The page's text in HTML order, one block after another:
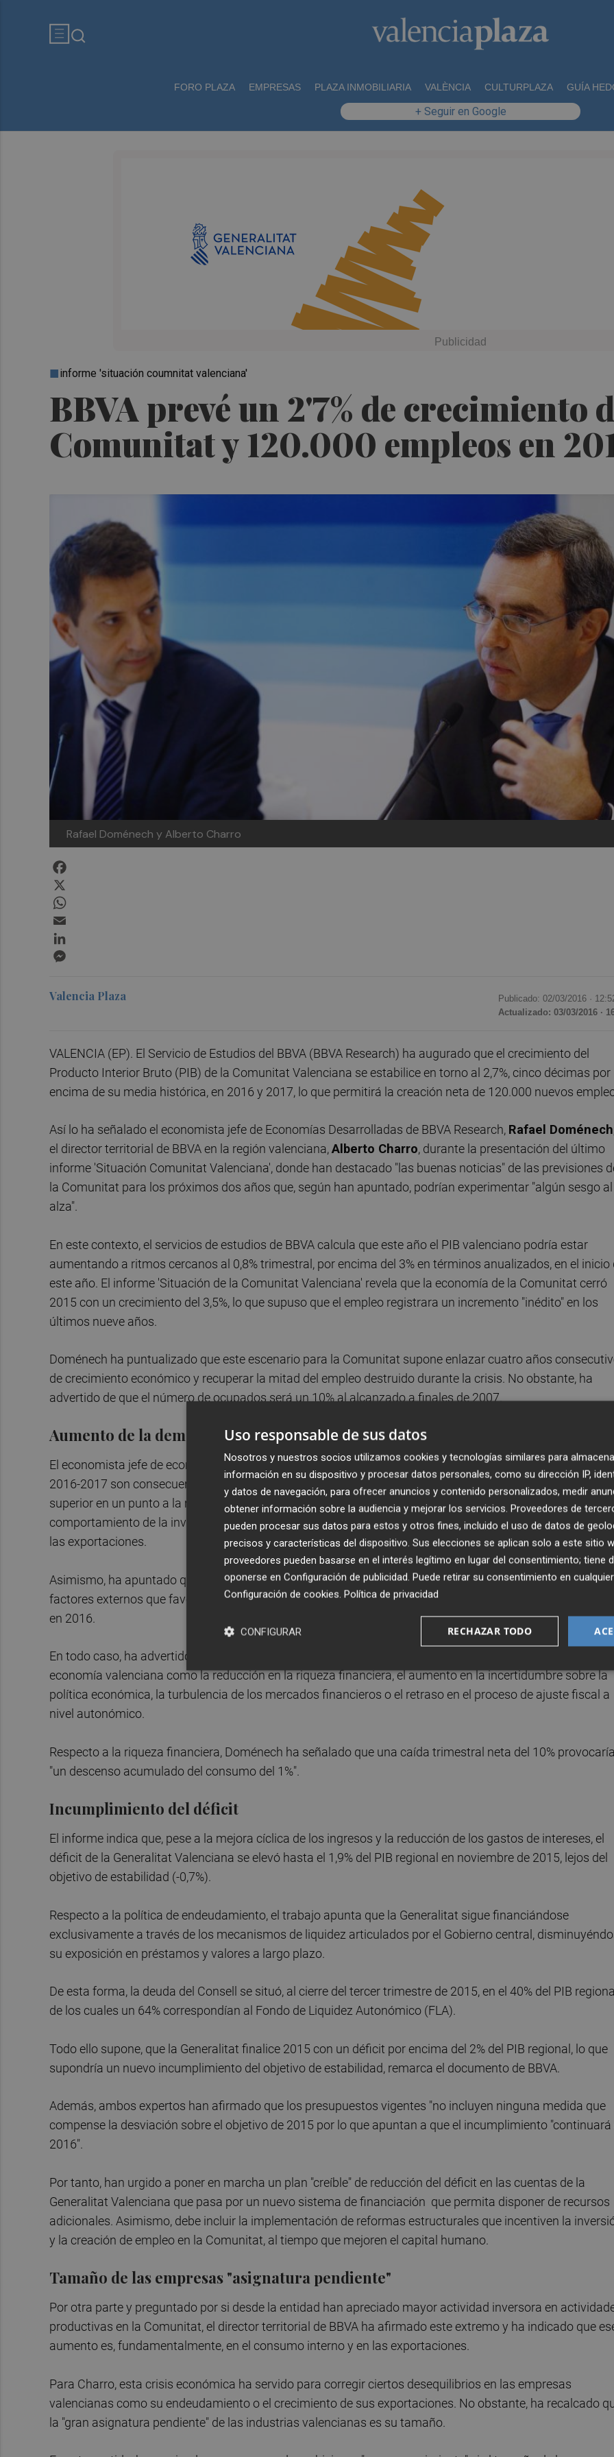
FORO PLAZA EMPRESAS PLAZA INMOBILIARIA VALÈNCIA CULTURPLAZA GUÍA
+ Seguir en Google
BBVA prevé un 2'7% de crecimiento
Comunitat y 120.000 empleos en
informe 'situación coumnitat valenciana'
Rafael Doménech y Alberto Charro
Valencia Plaza Publicado: 02/03/2016 ·
Actualizado: 03/03/2016 ·
VALENCIA (EP). El Servicio de Estudios del BBVA (BBVA Research) ha augurado que el crecimiento del
Producto Interior Bruto (PIB) de la Comunitat Valenciana se estabilice en torno al 2,7%, cinco décimas por
encima de su media histórica, en 2016 y 2017, lo que permitirá la creación neta de 120.000 nuevos
Así lo ha señalado el economista jefe de Economías Desarrolladas de BBVA Research, Rafael Doménech
el director territorial de BBVA en la región valenciana,Alberto Charro, durante la presentación del último
informe 'Situación Comunitat Valenciana', donde han destacado "las buenas noticias" de las previsiones
la Comunitat para los próximos dos años que, según han apuntado, podrían experimentar "algún sesgo al
alza".
En este contexto, el servicios de estudios de BBVA calcula que este año el PIB valenciano podría estar
aumentando a ritmos cercanos al 0,8% trimestral, por encima del 3% en términos anualizados, en el inicio
este año. El informe 'Situación de la Comunitat Valenciana' revela que la economía de la Comunitat cerró
2015 con un crecimiento del 3,5%, lo que supuso que el empleo registrara un incremento "inédito" en los
últimos nueve años.
Doménech ha puntualizado que este escenario para la Comunitat supone enlazar cuatro años
de crecimiento económico y recuperar la mitad del empleo destruido durante la crisis. No obstante, ha
advertido de que el número de ocupados será un 10% al alcanzado a finales de 2007.
Aumento de la demanda interna
El economista jefe de economías desarrolladas de la entidad, ha explicado que estas perspectivas para
2016-2017 son consecuencia de dos factores internos: el dinamismo de la demanda interna, que fue
superior en un punto a la media española por el crecimiento del consumo privado, y por el "buen"
comportamiento de la inversión privada en el sector industrial y de servicios y por la demanda agregada
las exportaciones.
Asimismo, ha apuntado que la caída del precio del petróleo y la política monetaria expansiva son dos
factores externos que favorecen a la economía valenciana y suponen un punto porcentual a su
en 2016.
En todo caso, ha advertido de que existe una mayor probabilidad de ocurrencia de ciertos riesgos para la
economía valenciana como la reducción en la riqueza financiera, el aumento en la incertidumbre sobre la
política económica, la turbulencia de los mercados financieros o el retraso en el proceso de ajuste fiscal a
nivel autonómico.
Respecto a la riqueza financiera, Doménech ha señalado que una caída trimestral neta del 10% provocaría
"un descenso acumulado del consumo del 1%".
Incumplimiento del déficit
El informe indica que, pese a la mejora cíclica de los ingresos y la reducción de los gastos de intereses, el
déficit de la Generalitat Valenciana se elevó hasta el 1,9% del PIB regional en noviembre de 2015, lejos del
objetivo de estabilidad (-0,7%).
Respecto a la política de endeudamiento, el trabajo apunta que la Generalitat sigue financiándose
exclusivamente a través de los mecanismos de liquidez articulados por el Gobierno central,
su exposición en préstamos y valores a largo plazo.
De esta forma, la deuda del Consell se situó, al cierre del tercer trimestre de 2015, en el 40% del PIB
de los cuales un 64% correspondían al Fondo de Liquidez Autonómico (FLA).
Todo ello supone, que la Generalitat finalice 2015 con un déficit por encima del 2% del PIB regional, lo que
supondría un nuevo incumplimiento del objetivo de estabilidad, remarca el documento de BBVA.
Además, ambos expertos han afirmado que los presupuestos vigentes "no incluyen ninguna medida que
compense la desviación sobre el objetivo de 2015 por lo que apuntan a que el incumplimiento "continuará
2016".
Por tanto, han urgido a poner en marcha un plan "creíble" de reducción del déficit en las cuentas de la
Generalitat Valenciana que pasa por un nuevo sistema de financiación que permita disponer de recursos
adicionales. Asimismo, debe incluir la implementación de reformas estructurales que incentiven la
y la creación de empleo en la Comunitat, al tiempo que mejoren el capital humano.
Tamaño de las empresas "asignatura pendiente"
Por otra parte y preguntado por si desde la entidad han apreciado mayor actividad inversora en
productivas en la Comunitat, el director territorial de BBVA ha afirmado este extremo y ha indicado que
aumento es, fundamentalmente, en el consumo interno y en las exportaciones.
Para Charro, esta crisis económica ha servido para corregir ciertos desequilibrios en las empresas
valencianas como su endeudamiento o el crecimiento de sus exportaciones. No obstante, ha recalcado
la "gran asignatura pendiente" de las industrias valencianas es su tamaño.
Uso responsable de sus datos
Nosotros y nuestros socios utilizamos cookies y tecnologías similares para
información en su dispositivo y procesar datos personales, como su dirección IP,
y datos de navegación, para ofrecer anuncios y contenido personalizados, medir
obtener información sobre la audiencia y mejorar los servicios. Proveedores de
pueden procesar sus datos para estos y otros fines, incluido el uso de datos de
precisos y características del dispositivo. Sus elecciones se aplican solo a este sitio
proveedores pueden basarse en el interés legítimo en lugar del consentimiento; tiene
oponerse en Configuración de publicidad. Puede retirar su consentimiento en
Configuración de cookies. Política de privacidad
RECHAZAR TODO
CONFIGURAR